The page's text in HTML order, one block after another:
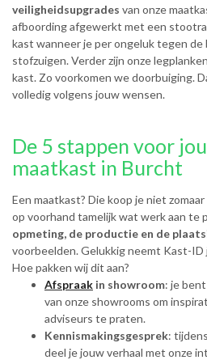
veiligheidsupgrades van onze
afboording afgewerkt met een
kast wanneer je per ongeluk tegen
stofzuigen. Verder zijn onze
kast. Zo voorkomen we doorbuiging.
volledig volgens jouw wensen.
De 5 stappen voor
maatkast in Burcht
Een maatkast? Die koop je niet
op voorhand tamelijk wat werk aan te
opmeting, de productie en de
voorbeelden. Gelukkig neemt Kast-ID
Hoe pakken wij dit aan?
Afspraak in showroom: je
van onze showrooms om
adviseurs te praten.
Kennismakingsgesprek:
deel je jouw verhaal met onze